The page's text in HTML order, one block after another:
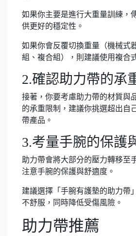
如果你主要是進行大重量訓練，
供更好的穩定性。
如果你會反覆切換重量（機械式
組、複合組），則建議使用複合
2.確認助力帶的承
接著，你要考慮助力帶的材質與
的承重限制，建議你挑選超出自
帶產品。
3.考量手腕的保護
助力帶會將大部分的壓力轉移至
注意手腕的保護與舒適度。
建議選擇「手腕有護墊的助力帶
不舒服，同時降低受傷風險。
助力帶推薦